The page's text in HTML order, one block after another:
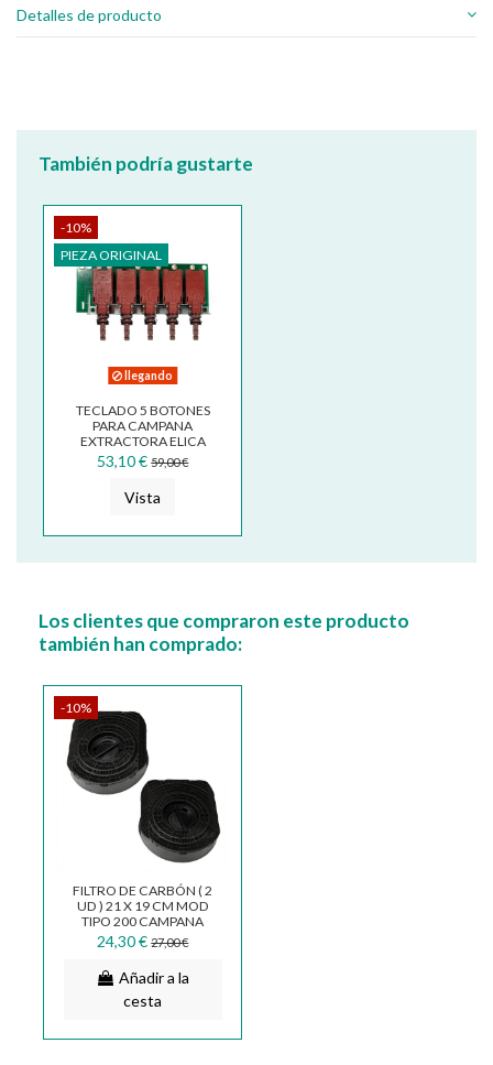
Detalles de producto
También podría gustarte
-10%
PIEZA ORIGINAL
llegando
TECLADO 5 BOTONES
PARA CAMPANA
EXTRACTORA ELICA
WHIRPOOL IKEA
ECB0117490
53,10 € 59,00 €
Vista
Los clientes que compraron este producto
también han comprado:
-10%
FILTRO DE CARBÓN ( 2
UD ) 21 X 19 CM MOD
TIPO 200 CAMPANA
WHIRPOOL ELICA
FKS169
24,30 € 27,00 €
Añadir a la
cesta